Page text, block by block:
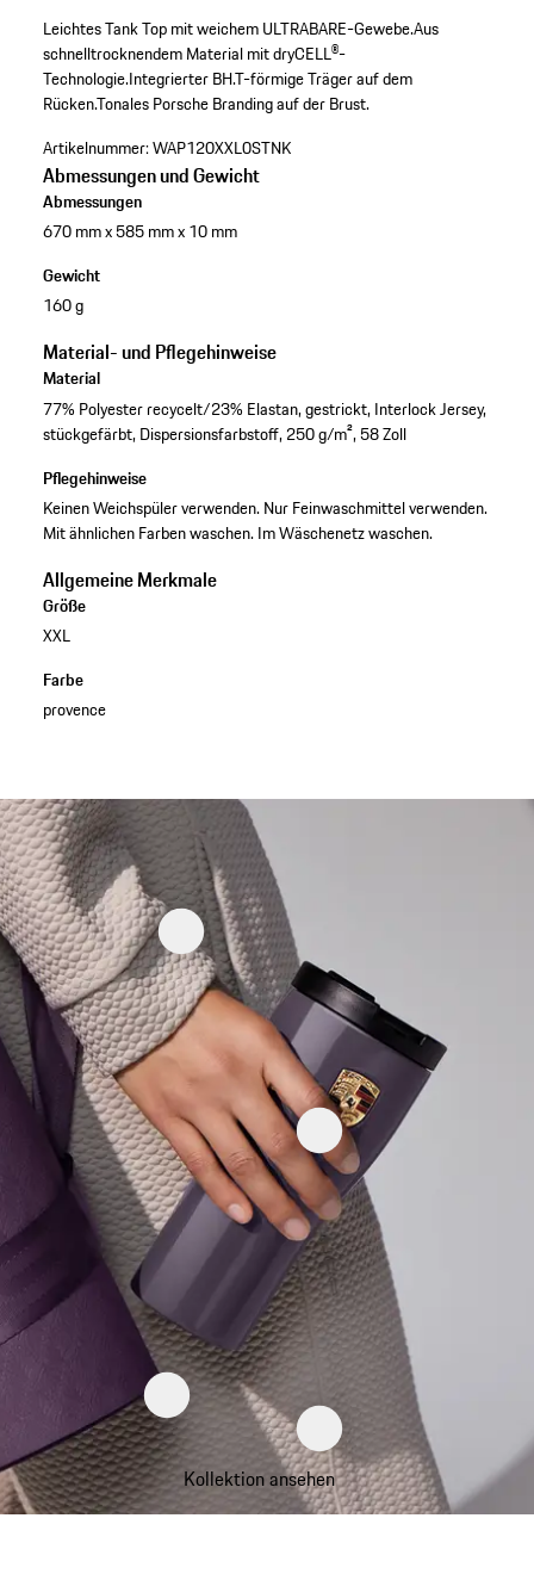
Leichtes Tank Top mit weichem ULTRABARE-Gewebe.Aus
schnelltrocknendem Material mit dryCELL®-
Technologie.Integrierter BH.T-förmige Träger auf dem
Rücken.Tonales Porsche Branding auf der Brust.
Artikelnummer:WAP120XXL0STNK
Abmessungen und Gewicht
Abmessungen
670 mm x 585 mm x 10 mm
Gewicht
160 g
Material- und Pflegehinweise
Material
77% Polyester recycelt/23% Elastan, gestrickt, Interlock Jersey,
stückgefärbt, Dispersionsfarbstoff, 250 g/m², 58 Zoll
Pflegehinweise
Keinen Weichspüler verwenden. Nur Feinwaschmittel verwenden.
Mit ähnlichen Farben waschen. Im Wäschenetz waschen.
Allgemeine Merkmale
Größe
XXL
Farbe
provence
Kollektion ansehen